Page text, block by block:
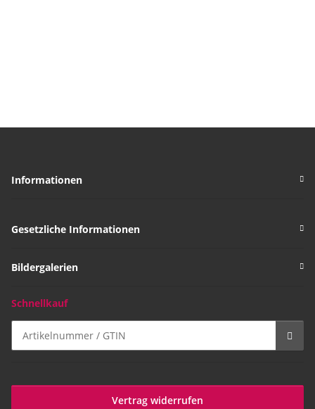
Informationen
Gesetzliche Informationen
Bildergalerien
Schnellkauf
Vertrag widerrufen